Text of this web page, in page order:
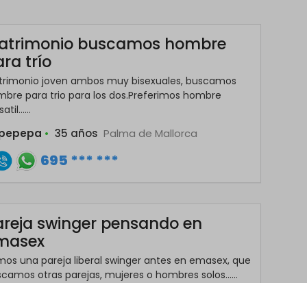
buscamos hombre
trío
joven ambos muy bisexuales, buscamos
para trio para los dos.Preferimos hombre
• 35 años Palma de Mallorca
695 *** ***
swinger pensando en
una pareja liberal swinger antes en emasex, que
otras parejas, mujeres o hombres solos......